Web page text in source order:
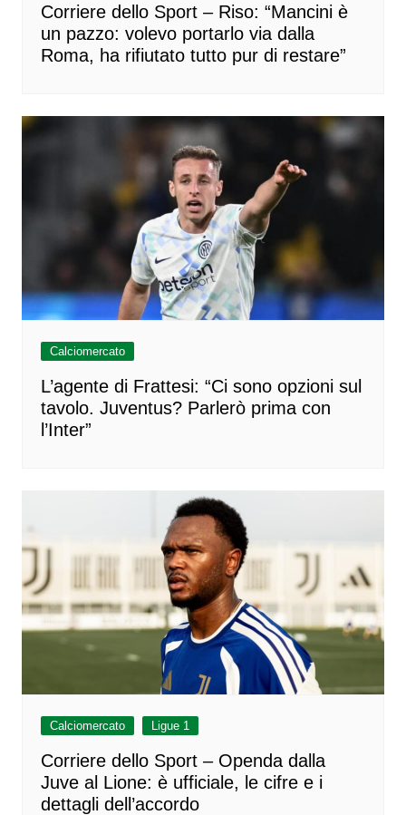
Corriere dello Sport – Riso: “Mancini è
un pazzo: volevo portarlo via dalla
Roma, ha rifiutato tutto pur di restare”
Calciomercato
L’agente di Frattesi: “Ci sono opzioni sul
tavolo. Juventus? Parlerò prima con
l’Inter”
Calciomercato Ligue 1
Corriere dello Sport – Openda dalla
Juve al Lione: è ufficiale, le cifre e i
dettagli dell’accordo